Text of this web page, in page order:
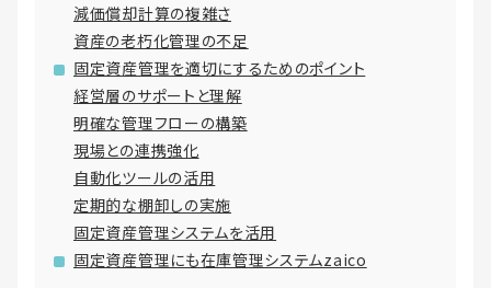
減価償却計算の複雑さ
資産の老朽化管理の不足
固定資産管理を適切にするためのポイント
経営層のサポートと理解
明確な管理フローの構築
現場との連携強化
自動化ツールの活用
定期的な棚卸しの実施
固定資産管理システムを活用
固定資産管理にも在庫管理システムzaico